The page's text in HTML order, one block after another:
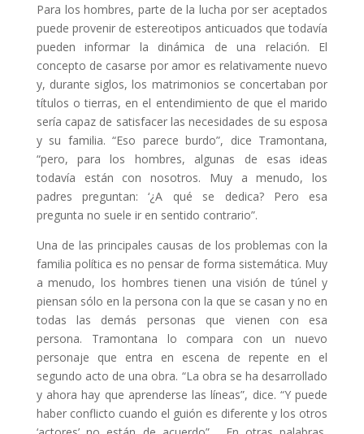
Para los hombres, parte de la lucha por ser aceptados
puede provenir de estereotipos anticuados que todavía
pueden informar la dinámica de una relación. El
concepto de casarse por amor es relativamente nuevo
y, durante siglos, los matrimonios se concertaban por
títulos o tierras, en el entendimiento de que el marido
sería capaz de satisfacer las necesidades de su esposa
y su familia. “Eso parece burdo”, dice Tramontana,
“pero, para los hombres, algunas de esas ideas
todavía están con nosotros. Muy a menudo, los
padres preguntan: ‘¿A qué se dedica? Pero esa
pregunta no suele ir en sentido contrario”.
Una de las principales causas de los problemas con la
familia política es no pensar de forma sistemática. Muy
a menudo, los hombres tienen una visión de túnel y
piensan sólo en la persona con la que se casan y no en
todas las demás personas que vienen con esa
persona. Tramontana lo compara con un nuevo
personaje que entra en escena de repente en el
segundo acto de una obra. “La obra se ha desarrollado
y ahora hay que aprenderse las líneas”, dice. “Y puede
haber conflicto cuando el guión es diferente y los otros